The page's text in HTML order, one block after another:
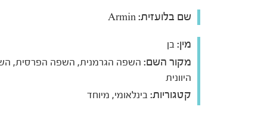
שם בלועזית:
מין: בן
מקור השם: השפה הגרמנית, השפה הפרסית,
היוונית
קטגוריות: בינלאומי, מיוחד